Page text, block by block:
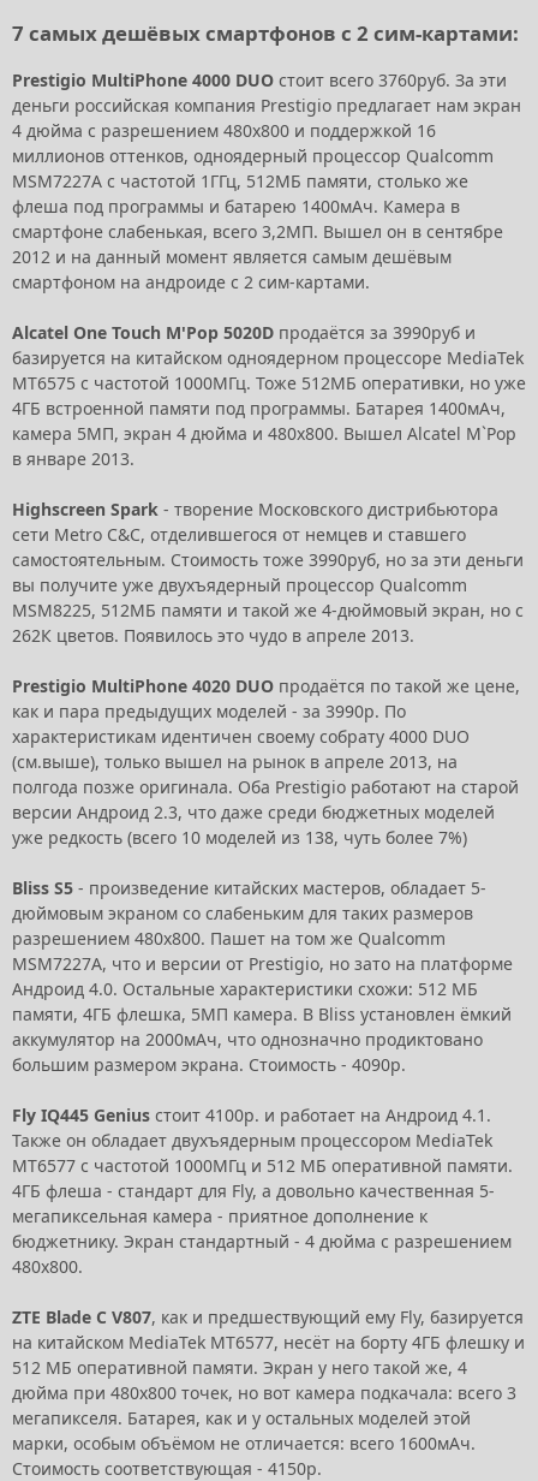
7 самых дешёвых смартфонов с 2 сим-картами:
Prestigio MultiPhone 4000 DUO стоит всего 3760руб. За эти
деньги российская компания Prestigio предлагает нам экран
4 дюйма с разрешением 480x800 и поддержкой 16
миллионов оттенков, одноядерный процессор Qualcomm
MSM7227A с частотой 1ГГц, 512МБ памяти, столько же
флеша под программы и батарею 1400мАч. Камера в
смартфоне слабенькая, всего 3,2МП. Вышел он в сентябре
2012 и на данный момент является самым дешёвым
смартфоном на андроиде с 2 сим-картами.
Alcatel One Touch M'Pop 5020D продаётся за 3990руб и
базируется на китайском одноядерном процессоре MediaTek
MT6575 с частотой 1000МГц. Тоже 512МБ оперативки, но уже
4ГБ встроенной памяти под программы. Батарея 1400мАч,
камера 5МП, экран 4 дюйма и 480x800. Вышел Alcatel M`Pop
в январе 2013.
Highscreen Spark - творение Московского дистрибьютора
сети Metro C&C, отделившегося от немцев и ставшего
самостоятельным. Стоимость тоже 3990руб, но за эти деньги
вы получите уже двухъядерный процессор Qualcomm
MSM8225, 512МБ памяти и такой же 4-дюймовый экран, но с
262К цветов. Появилось это чудо в апреле 2013.
Prestigio MultiPhone 4020 DUO продаётся по такой же цене,
как и пара предыдущих моделей - за 3990р. По
характеристикам идентичен своему собрату 4000 DUO
(см.выше), только вышел на рынок в апреле 2013, на
полгода позже оригинала. Оба Prestigio работают на старой
версии Андроид 2.3, что даже среди бюджетных моделей
уже редкость (всего 10 моделей из 138, чуть более 7%)
Bliss S5 - произведение китайских мастеров, обладает 5-
дюймовым экраном со слабеньким для таких размеров
разрешением 480x800. Пашет на том же Qualcomm
MSM7227A, что и версии от Prestigio, но зато на платформе
Андроид 4.0. Остальные характеристики схожи: 512 МБ
памяти, 4ГБ флешка, 5МП камера. В Bliss установлен ёмкий
аккумулятор на 2000мАч, что однозначно продиктовано
большим размером экрана. Стоимость - 4090р.
Fly IQ445 Genius стоит 4100р. и работает на Андроид 4.1.
Также он обладает двухъядерным процессором MediaTek
MT6577 с частотой 1000МГц и 512 МБ оперативной памяти.
4ГБ флеша - стандарт для Fly, а довольно качественная 5-
мегапиксельная камера - приятное дополнение к
бюджетнику. Экран стандартный - 4 дюйма с разрешением
480x800.
ZTE Blade C V807, как и предшествующий ему Fly, базируется
на китайском MediaTek MT6577, несёт на борту 4ГБ флешку и
512 МБ оперативной памяти. Экран у него такой же, 4
дюйма при 480x800 точек, но вот камера подкачала: всего 3
мегапикселя. Батарея, как и у остальных моделей этой
марки, особым объёмом не отличается: всего 1600мАч.
Стоимость соответствующая - 4150р.